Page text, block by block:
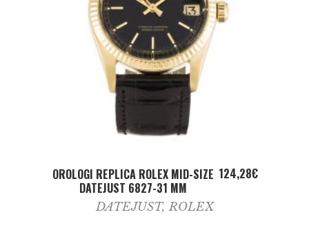
ADD TO CART
OROLOGI REPLICA ROLEX MID-SIZE
DATEJUST 6827-31 MM
124,28€
DATEJUST, ROLEX